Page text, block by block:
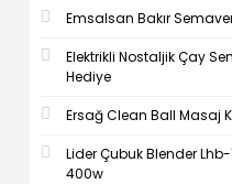
Emsalsan Bakır Semaver
Elektrikli Nostaljik Çay
Hediye
Ersağ Clean Ball Masaj
Lider Çubuk Blender
400w